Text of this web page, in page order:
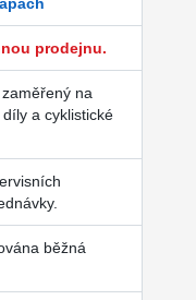
prodejnu.
na
a cyklistické
běžná